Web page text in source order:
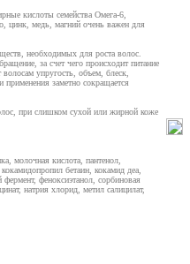
кислоты семейства Омега-6,
цинк, медь, магний очень важен для
необходимых для роста волос.
за счет чего происходит питание
упругость, объем, блеск,
заметно сокращается
при слишком сухой или жирной коже
молочная кислота, пантенол,
бетаин, кокамид деа,
феноксиэтанол, сорбиновая
натрия хлорид, метил салицилат,